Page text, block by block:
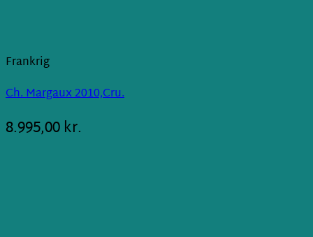
Frankrig
Ch. Margaux 2010,Cru.
8.995,00kr.